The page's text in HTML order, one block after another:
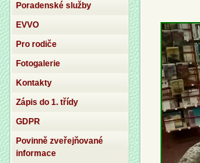
Poradenské služby
EVVO
Pro rodiče
Fotogalerie
Kontakty
Zápis do 1. třídy
GDPR
Povinně zveřejňované
informace